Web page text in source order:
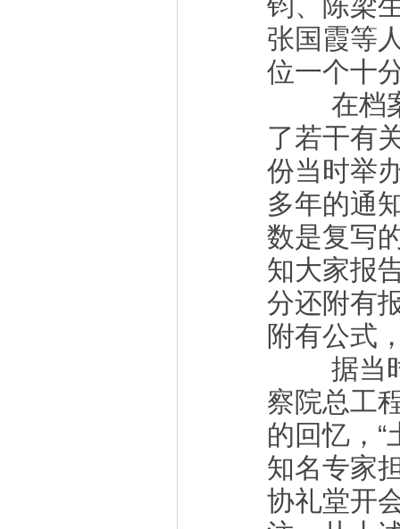
张国霞等
位一个十
在档案
了若干有
份当时举
多年的通
数是复写
知大家报
分还附有
附有公式
据当时
察院总工
的回忆，
知名专家
协礼堂开